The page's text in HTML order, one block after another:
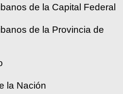
de la Capital Federal
de la Provincia de
la Nación